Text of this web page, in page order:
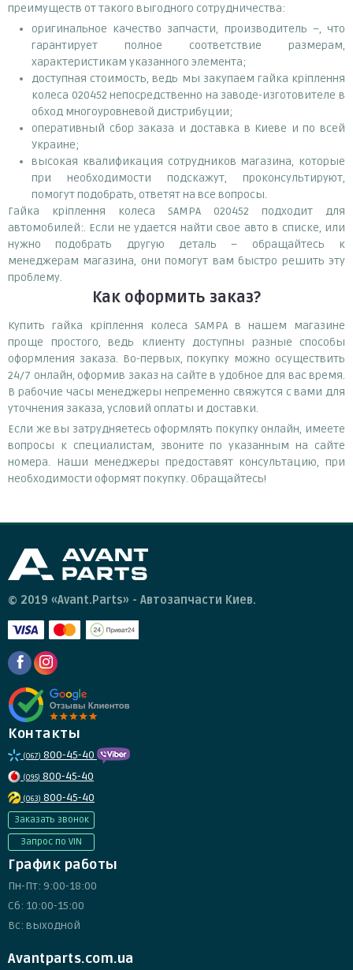
преимуществ от такого выгодного сотрудничества:
оригинальное качество запчасти, производитель –, что
гарантирует полное соответствие размерам,
характеристикам указанного элемента;
доступная стоимость, ведь мы закупаем гайка кріплення
колеса 020452 непосредственно на заводе-изготовителе в
обход многоуровневой дистрибуции;
оперативный сбор заказа и доставка в Киеве и по всей
Украине;
высокая квалификация сотрудников магазина, которые
при необходимости подскажут, проконсультируют,
помогут подобрать, ответят на все вопросы.
Гайка кріплення колеса SAMPA 020452 подходит для
автомобилей:. Если не удается найти свое авто в списке, или
нужно подобрать другую деталь – обращайтесь к
менеджерам магазина, они помогут вам быстро решить эту
проблему.
Как оформить заказ?
Купить гайка кріплення колеса SAMPA в нашем магазине
проще простого, ведь клиенту доступны разные способы
оформления заказа. Во-первых, покупку можно осуществить
24/7 онлайн, оформив заказ на сайте в удобное для вас время.
В рабочие часы менеджеры непременно свяжутся с вами для
уточнения заказа, условий оплаты и доставки.
Если же вы затрудняетесь оформлять покупку онлайн, имеете
вопросы к специалистам, звоните по указанным на сайте
номера. Наши менеджеры предоставят консультацию, при
необходимости оформят покупку. Обращайтесь!
© 2019 «Avant.Parts» - Автозапчасти Киев.
Контакты
(067) 800-45-40
(095) 800-45-40
(063) 800-45-40
Заказать звонок
Запрос по VIN
График работы
Пн-Пт: 9:00-18:00
Сб: 10:00-15:00
Вс: выходной
Avantparts.com.ua